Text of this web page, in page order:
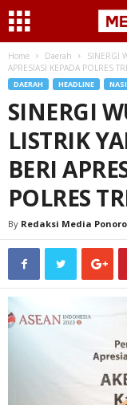
Home Daerah
SINERGI
APRESIASI KEPADA POLRES
DAERAH HEADLINE
SINERGI
LISTRIK
BERI
POLRES
By Redaksi Media